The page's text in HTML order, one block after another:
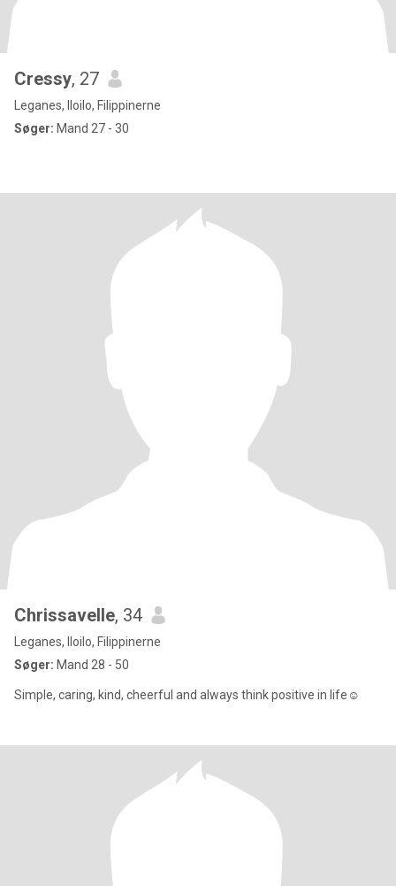
Cressy, 27
Leganes, Iloilo, Filippinerne
Søger: Mand 27 - 30
Chrissavelle, 34
Leganes, Iloilo, Filippinerne
Søger: Mand 28 - 50
Simple, caring, kind, cheerful and always think positive in life☺️